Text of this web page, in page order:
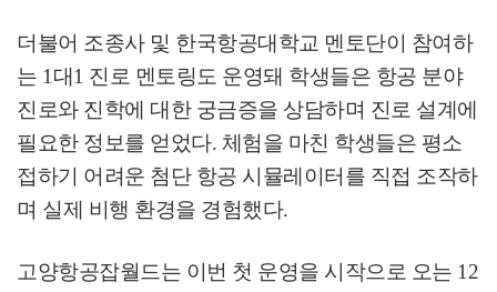
더불어 조종사 및 한국항공대학교 멘토단이 참여하
는 1대1 진로 멘토링도 운영돼 학생들은 항공 분야
진로와 진학에 대한 궁금증을 상담하며 진로 설계에
필요한 정보를 얻었다. 체험을 마친 학생들은 평소
접하기 어려운 첨단 항공 시뮬레이터를 직접 조작하
며 실제 비행 환경을 경험했다.
고양항공잡월드는 이번 첫 운영을 시작으로 오는 12